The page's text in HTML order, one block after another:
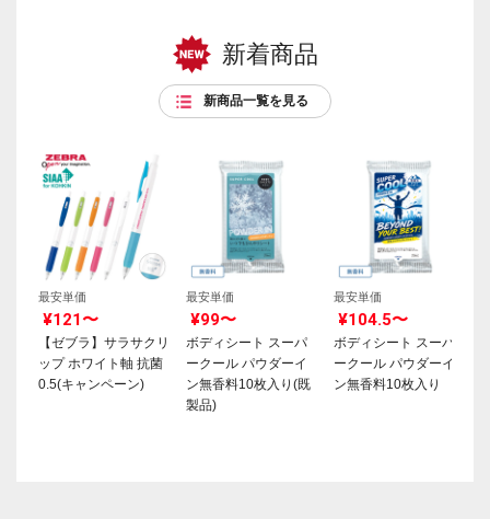
新着商品
新商品一覧を見る
最安単価
¥121〜
【ゼブラ】サラサクリ
ップ ホワイト軸 抗菌
0.5(キャンペーン)
最安単価
¥99〜
ボディシート スーパ
ークール パウダーイ
ン無香料10枚入り(既
製品)
最安単価
¥104.5〜
ボディシート スーパ
ークール パウダーイ
ン無香料10枚入り